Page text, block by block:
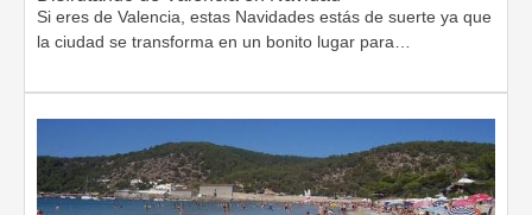
Si eres de Valencia, estas Navidades estás de suerte ya que
la ciudad se transforma en un bonito lugar para…